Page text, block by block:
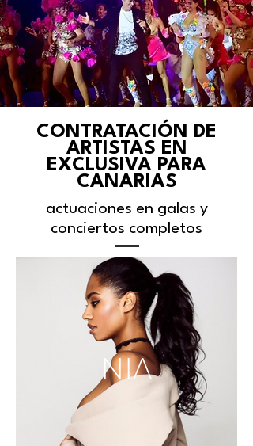
CONTRATACIÓN DE
ARTISTAS EN
EXCLUSIVA PARA
CANARIAS
actuaciones en galas y
conciertos completos
NIA